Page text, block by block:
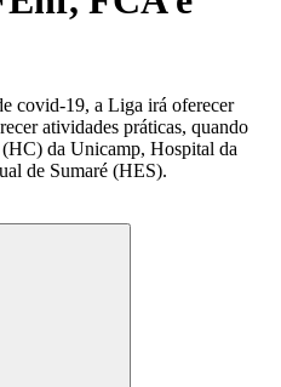
covid-19, a Liga irá oferecer
atividades práticas, quando
da Unicamp, Hospital da
de Sumaré (HES).